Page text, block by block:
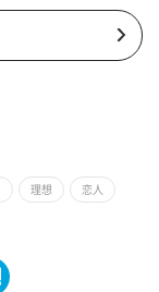
理想 恋人